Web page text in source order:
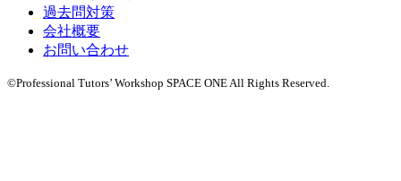
過去問対策
会社概要
お問い合わせ
©Professional Tutors’ Workshop SPACE ONE All Rights Reserved.